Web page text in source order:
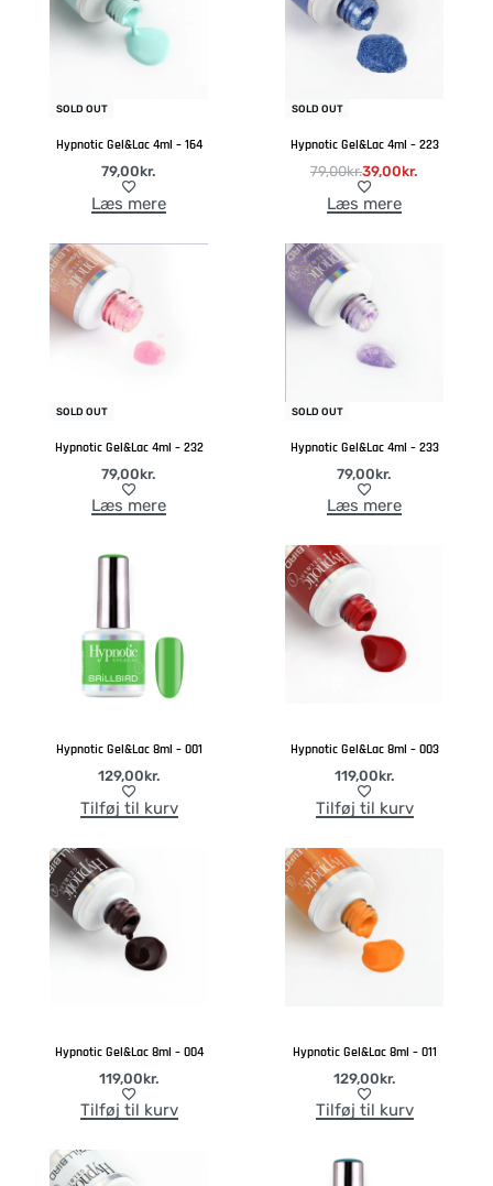
SOLD OUT
Hypnotic Gel&Lac 4ml – 164
79,00kr.
Læs mere
-51% OFF
SOLD OUT
Hypnotic Gel&Lac 4ml – 223
79,00kr.39,00kr.
Læs mere
SOLD OUT
Hypnotic Gel&Lac 4ml – 232
79,00kr.
Læs mere
SOLD OUT
Hypnotic Gel&Lac 4ml – 233
79,00kr.
Læs mere
Hypnotic Gel&Lac 8ml – 001
129,00kr.
Tilføj til kurv
Hypnotic Gel&Lac 8ml – 003
119,00kr.
Tilføj til kurv
Hypnotic Gel&Lac 8ml – 004
119,00kr.
Tilføj til kurv
Hypnotic Gel&Lac 8ml – 011
129,00kr.
Tilføj til kurv